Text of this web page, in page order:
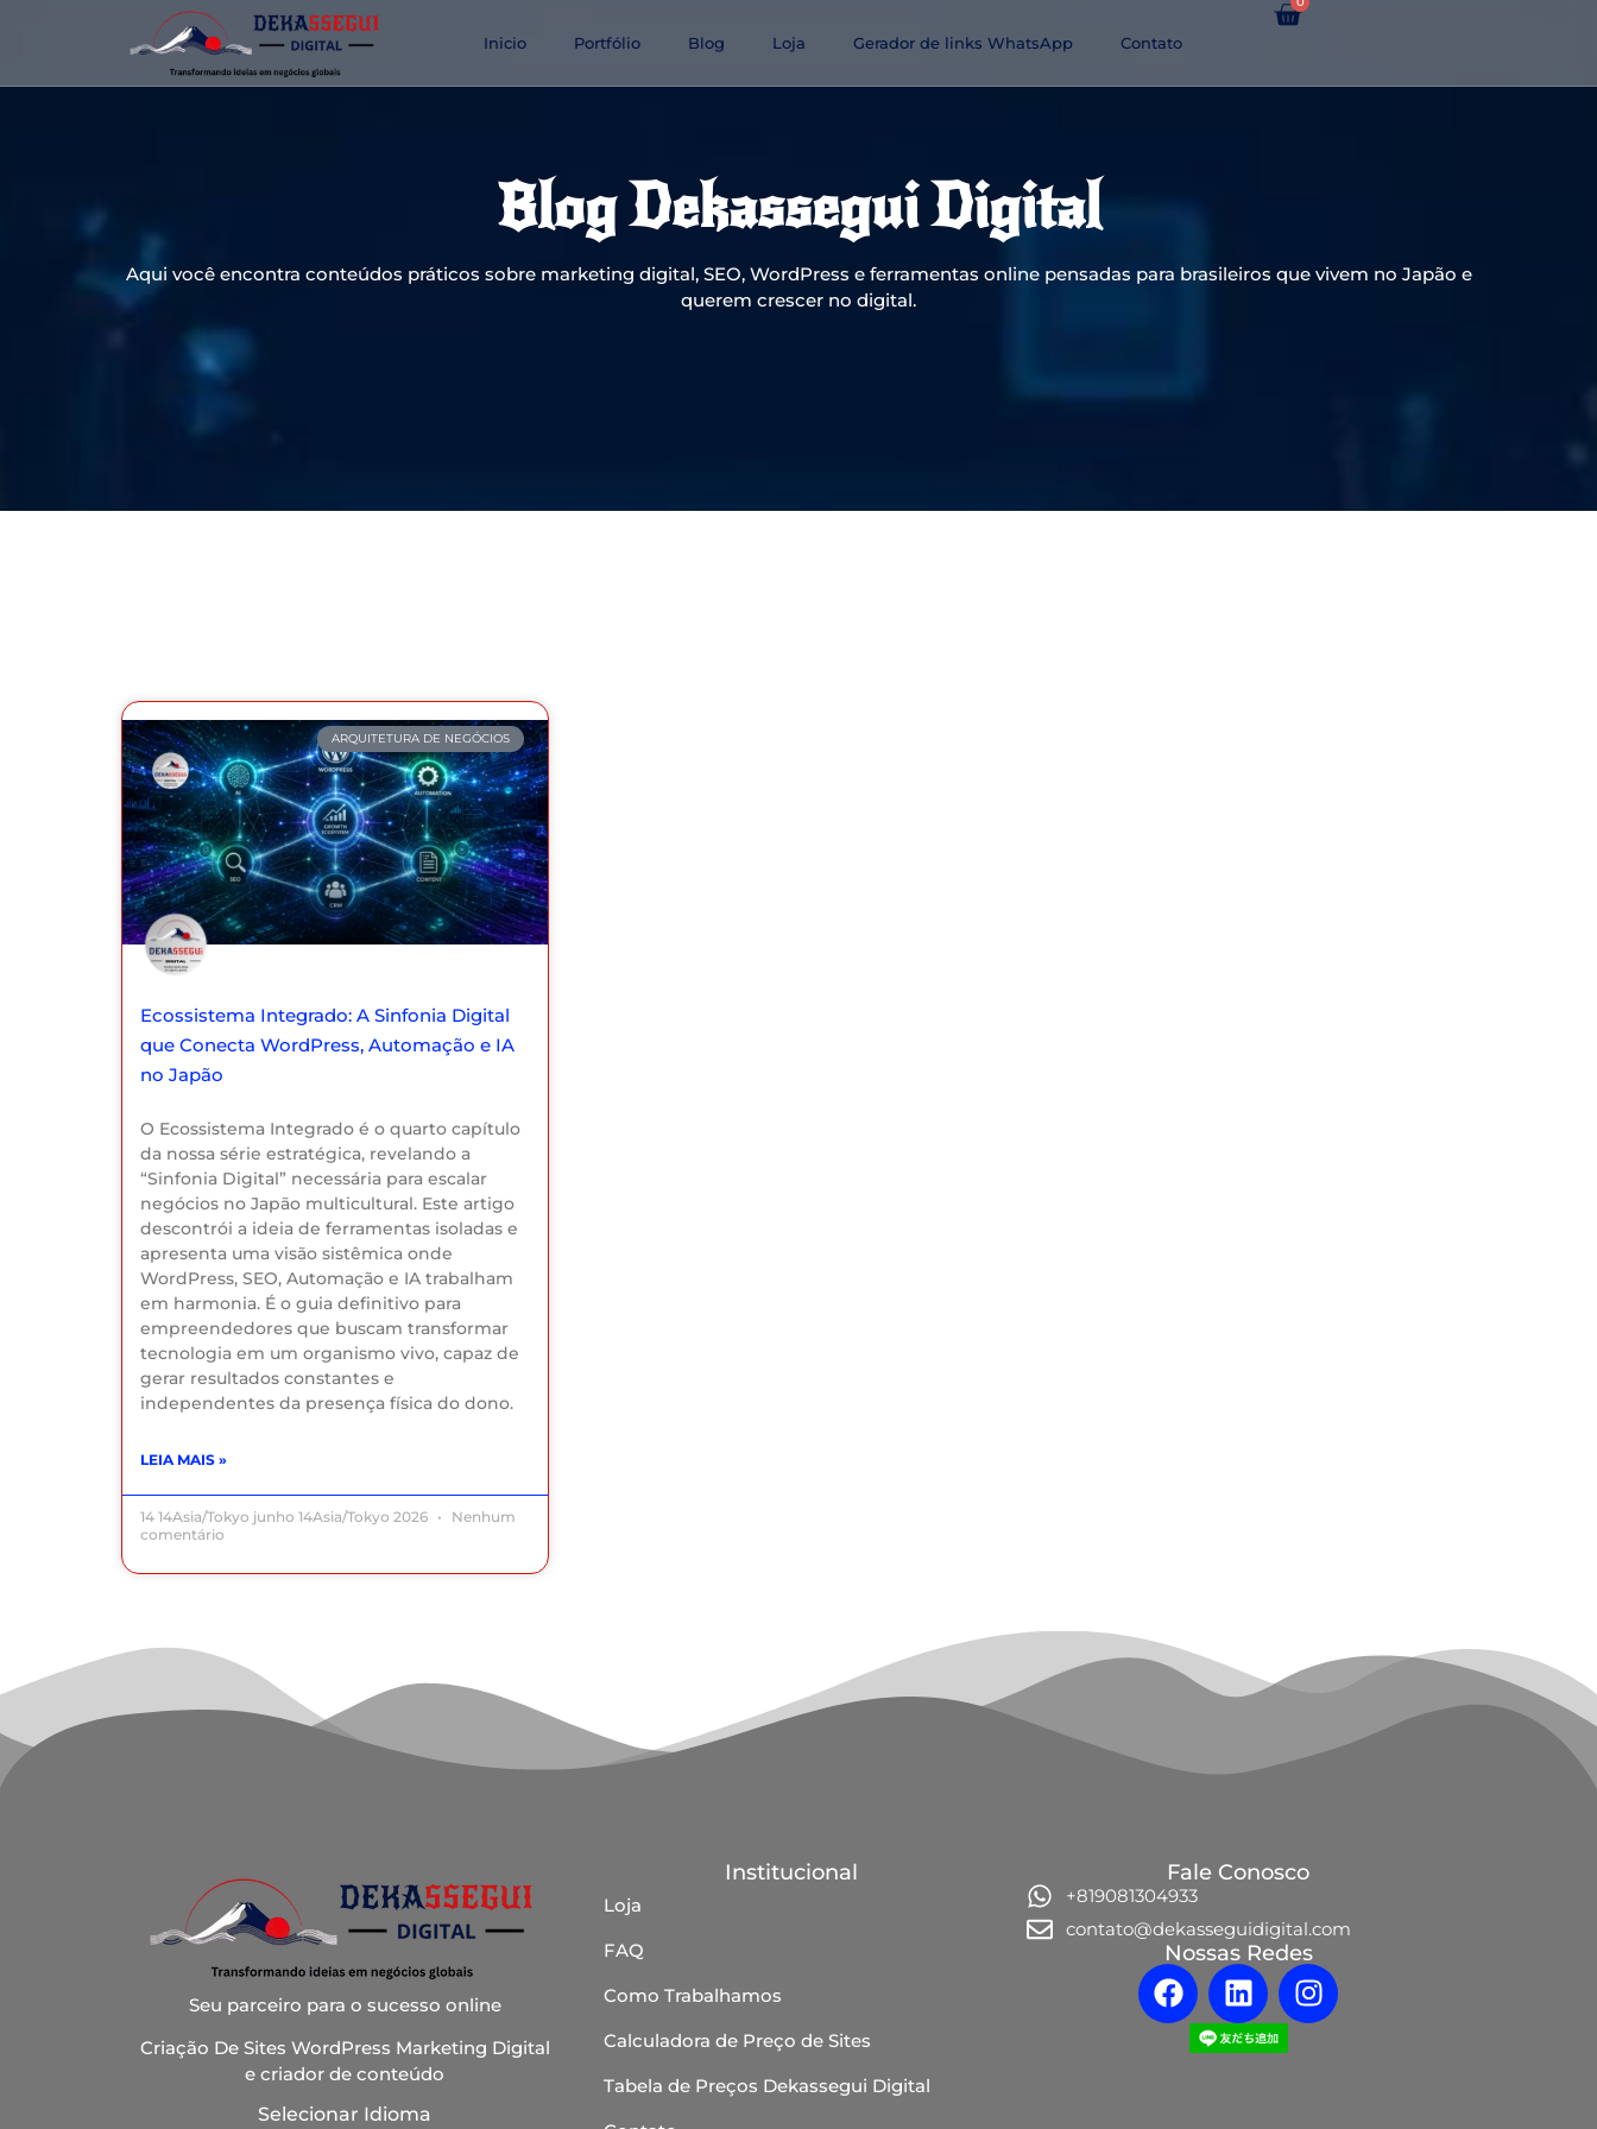
Inicio Portfólio Blog Loja Gerador de links WhatsApp Contato
Blog Dekassegui Digital
Aqui você encontra conteúdos práticos sobre marketing digital, SEO, WordPress e ferramentas online pensadas para brasileiros que vivem no Japão e
querem crescer no digital.
ARQUITETURA DE NEGÓCIOS
Ecossistema Integrado: A Sinfonia Digital
que Conecta WordPress, Automação e IA
no Japão
O Ecossistema Integrado é o quarto capítulo
da nossa série estratégica, revelando a
“Sinfonia Digital” necessária para escalar
negócios no Japão multicultural. Este artigo
descontrói a ideia de ferramentas isoladas e
apresenta uma visão sistêmica onde
WordPress, SEO, Automação e IA trabalham
em harmonia. É o guia definitivo para
empreendedores que buscam transformar
tecnologia em um organismo vivo, capaz de
gerar resultados constantes e
independentes da presença física do dono.
LEIA MAIS »
14 14Asia/Tokyo junho 14Asia/Tokyo 2026
Nenhum
comentário
Seu parceiro para o sucesso online
Criação De Sites WordPress Marketing Digital
e criador de conteúdo
Selecionar Idioma
Institucional
Loja
FAQ
Como Trabalhamos
Calculadora de Preço de Sites
Tabela de Preços Dekassegui Digital
Fale Conosco
+819081304933
contato@dekasseguidigital.com
Nossas Redes